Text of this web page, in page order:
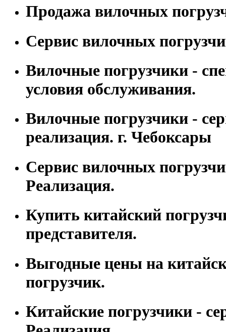
Продажа вилочных
Сервис вилочных
Вилочные погрузчики -
условия обслуживания.
Вилочные погрузчики -
реализация. г. Чебоксары
Сервис вилочных
Реализация.
Купить китайский
представителя.
Выгодные цены на
погрузчик.
Китайские погрузчики -